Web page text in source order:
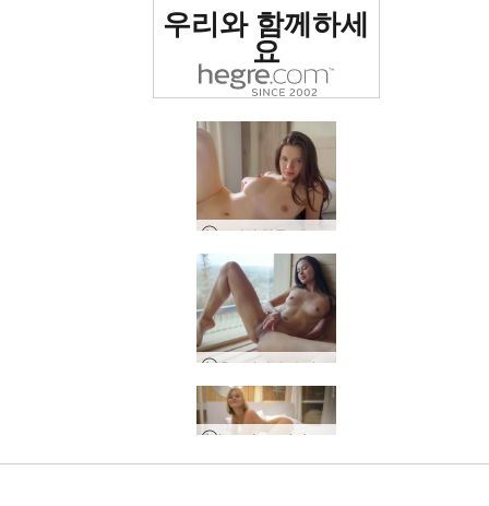
로 평가됨
우리와 함께하세
요
토리의 하루: 새로운 새벽, 우크라이나 키이우
우크라이나, 슬라브스케의 빅토리아 S의 일상
세계 1위 에로틱 사이트
우리와 함께하세
요
세계 1위 에로틱 사이트
우리와 함께하세
요
안나 엘 핫바스
안나 엘 웻 슛
세계 1위 에로틱 사이트
우리와 함께하세
요
캐서리나 면도 세션
한나 누드 요가
세계 1위 에로틱 사이트
우리와 함께하세
요
안나 L 에로틱 여신
제시 핫 호텔 룸
밀라 판타지 피규어
세계 1위 에로틱 사이트
우리와 함께하세
요